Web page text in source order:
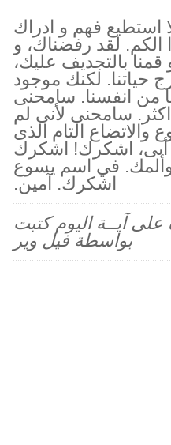
استطيع فهم و ادراك
الكم. لقد رفضناك، و
قمنا بالتجديف عليك،
حياتنا. لكنك موجود
من انفسنا. سامحنى
سامحنى لأنى لم
التام الذى
أبى، اشكرك! اشكرك
في اسم يسوع
اشكرك. آمين.
على آيــة اليوم كتبت
بواسطة فيل وير